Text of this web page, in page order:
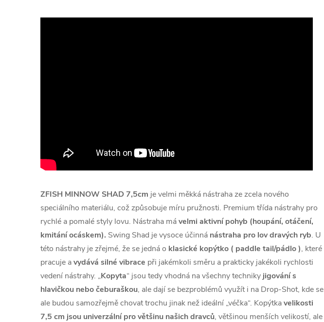
ZFISH MINNOW SHAD 7,5cm je velmi měkká nástraha ze zcela nového
speciálního materiálu, což způsobuje míru pružnosti. Premium třída nástrahy pro
rychlé a pomalé styly lovu. Nástraha mávelmi aktivní pohyb (houpání, otáčení,
kmitání ocáskem). Swing Shad je vysoce účinná nástraha pro lov dravých ryb. U
této nástrahy je zřejmé, že se jedná o klasické kopýtko ( paddle tail/pádlo ), které
pracuje avydává silné vibrace při jakémkoli směru a prakticky jakékoli rychlosti
vedení nástrahy. „Kopyta“ jsou tedy vhodná na všechny techniky jigování s
hlavičkou nebo čeburaškou, ale dají se bezproblémů využít i na Drop-Shot, kde se
ale budou samozřejmě chovat trochu jinak než ideální „véčka“. Kopýtkavelikosti
7,5 cm jsou univerzální pro většinu našich dravců, většinou menších velikostí, ale